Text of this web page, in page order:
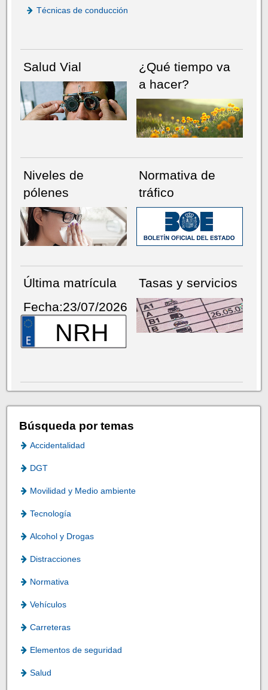
Técnicas de conducción
Salud Vial
¿Qué tiempo va
a hacer?
Niveles de
pólenes
Normativa de
tráfico
Última matrícula
Fecha:23/07/2026
NRH
Tasas y servicios
Búsqueda por temas
Accidentalidad
DGT
Movilidad y Medio ambiente
Tecnología
Alcohol y Drogas
Distracciones
Normativa
Vehículos
Carreteras
Elementos de seguridad
Salud